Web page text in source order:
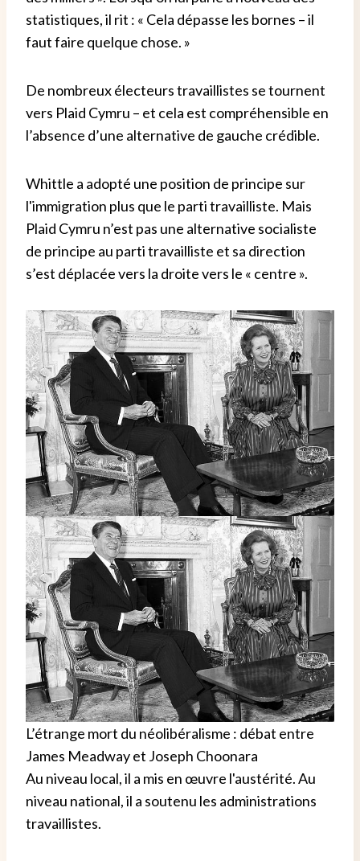
statistiques, il rit : « Cela dépasse les bornes – il
faut faire quelque chose. »
De nombreux électeurs travaillistes se tournent
vers Plaid Cymru – et cela est compréhensible en
l’absence d’une alternative de gauche crédible.
Whittle a adopté une position de principe sur
l'immigration plus que le parti travailliste. Mais
Plaid Cymru n’est pas une alternative socialiste
de principe au parti travailliste et sa direction
s’est déplacée vers la droite vers le « centre ».
L’étrange mort du néolibéralisme : débat entre
James Meadway et Joseph Choonara
Au niveau local, il a mis en œuvre l'austérité. Au
niveau national, il a soutenu les administrations
travaillistes.